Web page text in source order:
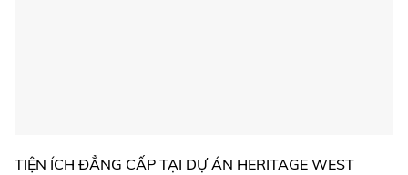
TIỆN ÍCH ĐẲNG CẤP TẠI DỰ ÁN HERITAGE WEST